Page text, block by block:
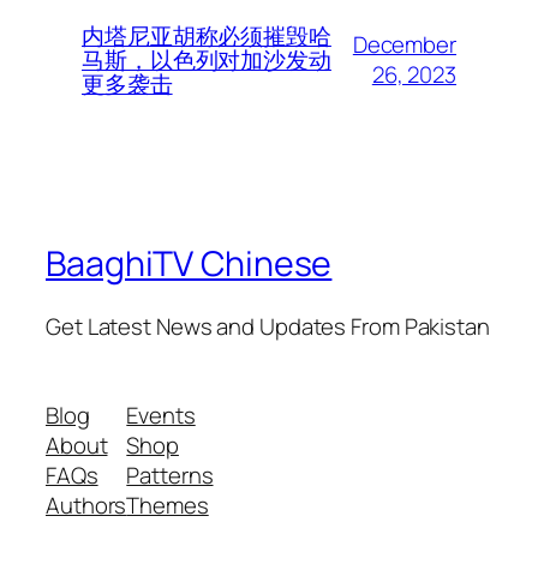
内塔尼亚胡称必须摧毁哈
马斯，以色列对加沙发动
更多袭击
December
26, 2023
BaaghiTV Chinese
Get Latest News and Updates From Pakistan
Blog
About
FAQs
Authors
Events
Shop
Patterns
Themes